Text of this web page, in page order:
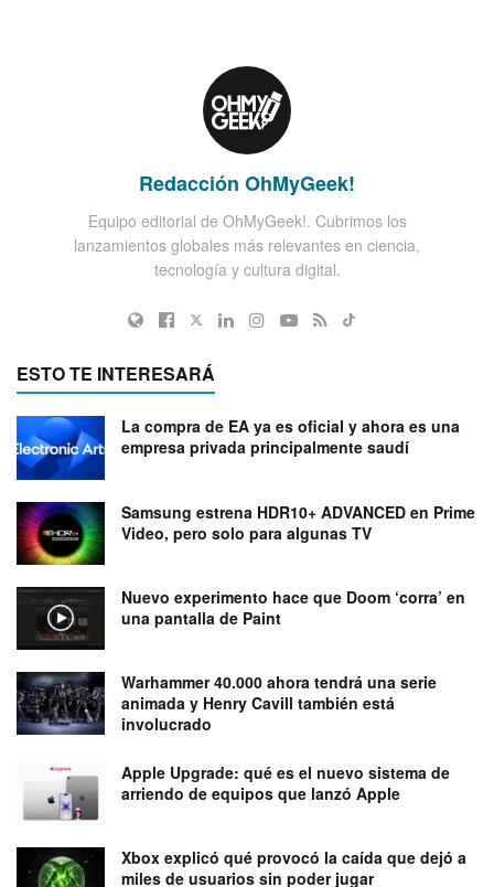
Redacción OhMyGeek!
Equipo editorial de OhMyGeek!. Cubrimos los
lanzamientos globales más relevantes en ciencia,
tecnología y cultura digital.
ESTO TE INTERESARÁ
La compra de EA ya es oficial y ahora es una
empresa privada principalmente saudí
Samsung estrena HDR10+ ADVANCED en Prime
Video, pero solo para algunas TV
Nuevo experimento hace que Doom ‘corra’ en
una pantalla de Paint
Warhammer 40.000 ahora tendrá una serie
animada y Henry Cavill también está
involucrado
Apple Upgrade: qué es el nuevo sistema de
arriendo de equipos que lanzó Apple
Xbox explicó qué provocó la caída que dejó a
miles de usuarios sin poder jugar